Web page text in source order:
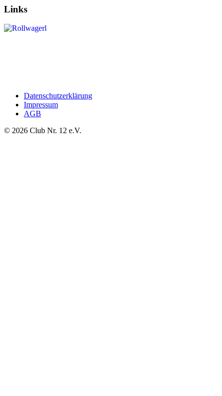
Links
Datenschutzerklärung
Impressum
AGB
© 2026 Club Nr. 12 e.V.